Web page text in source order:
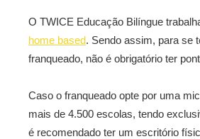
O TWICE Educação Bilíngue
home based. Sendo assim, para se
franqueado, não é obrigatório ter
Caso o franqueado opte por uma
mais de 4.500 escolas, tendo
é recomendado ter um escritório